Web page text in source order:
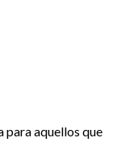
para aquellos que